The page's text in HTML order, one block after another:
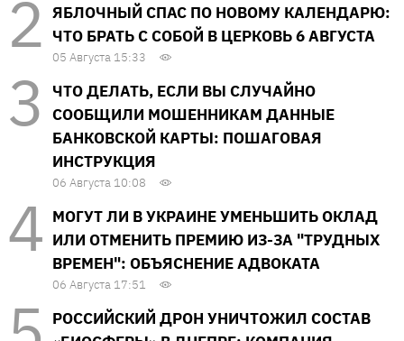
ЯБЛОЧНЫЙ СПАС ПО НОВОМУ КАЛЕНДАРЮ:
ЧТО БРАТЬ С СОБОЙ В ЦЕРКОВЬ 6 АВГУСТА
05 Августа 15:33
ЧТО ДЕЛАТЬ, ЕСЛИ ВЫ СЛУЧАЙНО
СООБЩИЛИ МОШЕННИКАМ ДАННЫЕ
БАНКОВСКОЙ КАРТЫ: ПОШАГОВАЯ
ИНСТРУКЦИЯ
06 Августа 10:08
МОГУТ ЛИ В УКРАИНЕ УМЕНЬШИТЬ ОКЛАД
ИЛИ ОТМЕНИТЬ ПРЕМИЮ ИЗ-ЗА "ТРУДНЫХ
ВРЕМЕН": ОБЪЯСНЕНИЕ АДВОКАТА
06 Августа 17:51
РОССИЙСКИЙ ДРОН УНИЧТОЖИЛ СОСТАВ